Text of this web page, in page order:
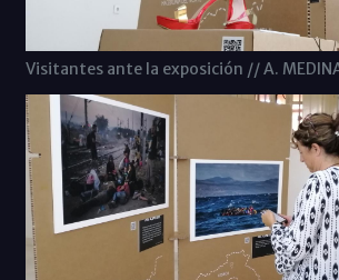
Visitantes ante la exposición // A.